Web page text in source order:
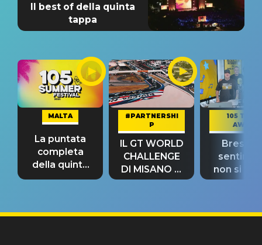
Il best of della quinta
tappa
MALTA
La puntata
completa
della quinta
tappa
#PARTNERSHI
P
IL GT WORLD
CHALLENGE
DI MISANO si
riconferma
105 TAKE
AWAY
Bresh:
non si
fino alla